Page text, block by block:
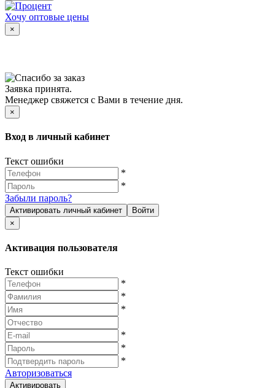
Хочу оптовые цены
×
Заявка принята.
Менеджер свяжется с Вами в течение дня.
×
Вход в личный кабинет
Текст ошибки
*
*
Забыли пароль?
Активировать личный кабинет
Войти
×
Активация пользователя
Текст ошибки
*
*
*
*
*
*
Авторизоваться
Активировать